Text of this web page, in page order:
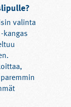
valinta